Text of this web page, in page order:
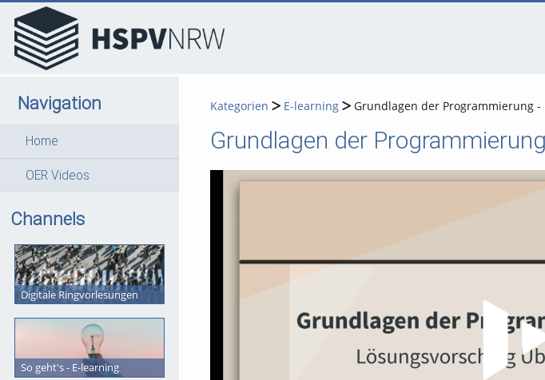
Navigation
Home
OER Videos
Channels
Digitale Ringvorlesungen
So geht's - E-learning
Kategorien E-learning Grundlagen der Programmierung
Grundlagen der